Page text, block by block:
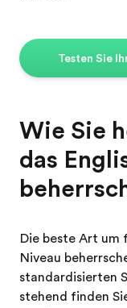
Testen Sie
Wie Sie
das
Die beste Art um
Niveau
standardisierten
stehend finden